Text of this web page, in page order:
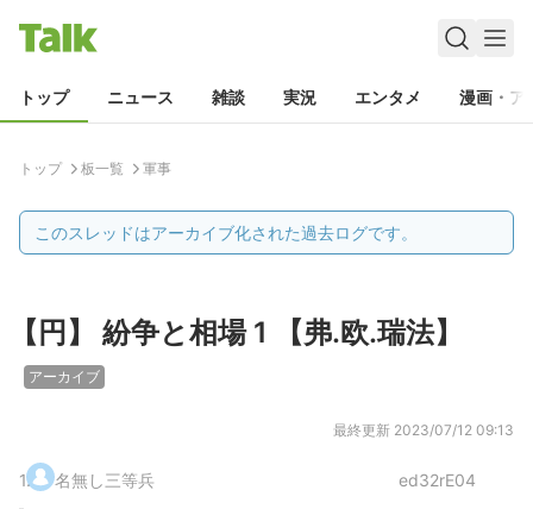
トップ ニュース 雑談 実況 エンタメ 漫画・ア
トップ 板一覧 軍事
このスレッドはアーカイブ化された過去ログです。
【円】 紛争と相場 1 【弗.欧.瑞法】
アーカイブ
最終更新 2023/07/12 09:13
1. 名無し三等兵 ed32rE04